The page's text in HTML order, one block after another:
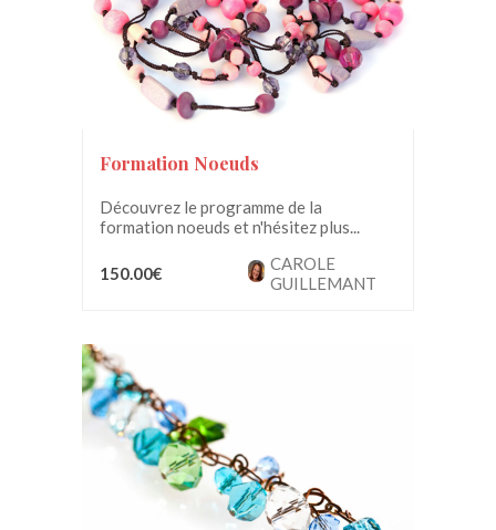
Formation Noeuds
Découvrez le programme de la
formation noeuds et n'hésitez plus...
150.00€
CAROLE
GUILLEMANT